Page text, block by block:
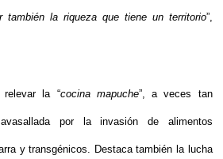
también la riqueza que tiene un territorio”,
relevar la “cocina mapuche”, a veces tan
por la invasión de alimentos
y transgénicos. Destaca también la lucha